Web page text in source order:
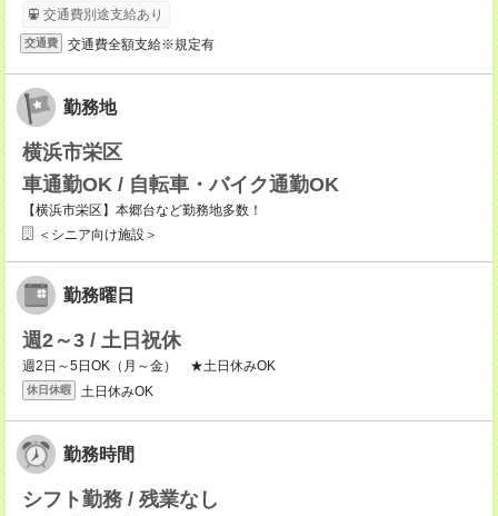
交通費別途支給あり
交通費 交通費全額支給※規定有
勤務地
横浜市栄区
車通勤OK / 自転車・バイク通勤OK
【横浜市栄区】本郷台など勤務地多数！
＜シニア向け施設＞
勤務曜日
週2～3 / 土日祝休
週2日～5日OK（月～金） ★土日休みOK
休日休暇 土日休みOK
勤務時間
シフト勤務 / 残業なし